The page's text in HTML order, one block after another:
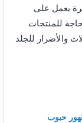
يعمل على
للمنتجات
والأضرار للجلد
حبوب